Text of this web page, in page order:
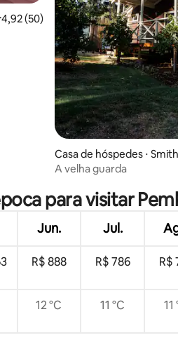
de uma avaliação média de 5, 50
4,92 (50)
Casa de hóspedes ⋅
A velha guarda
para visitar
Jun. Jul.
R$ 888 R$ 786 R$
12 °C 11 °C 11